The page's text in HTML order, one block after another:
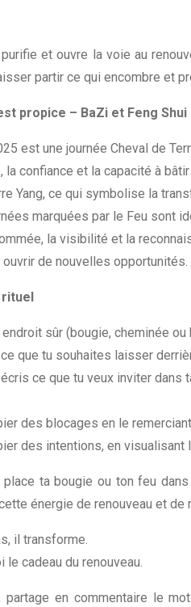
et ouvre la voie au
partir ce qui encombre et
propice – BaZi et Feng Shui
est une journée Cheval de
confiance et la capacité à
Yang, ce qui symbolise la
marquées par le Feu sont
la visibilité et la
de nouvelles opportunités.
sûr (bougie, cheminée ou
que tu souhaites laisser
ce que tu veux inviter dans
des blocages en le
des intentions, en visualisant
place ta bougie ou ton feu
énergie de renouveau et de
il transforme.
le cadeau du renouveau.
en commentaire le